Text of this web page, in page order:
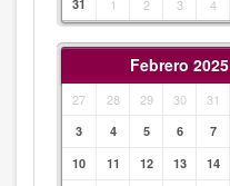
31
1 2 3 4
Febrero 2025
27 28 29 30 31
3
4 5 6 7
10
11 12 13 14